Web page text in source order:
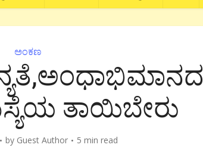
ಅಂಕಣ
ತಾಯಿಬೇರು
by Guest Author 5 min read